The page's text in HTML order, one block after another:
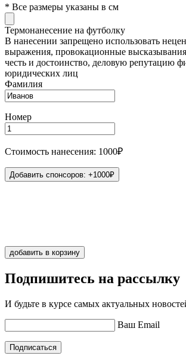
* Все размеры указаны в см
Термонанесение на футболку
В нанесении запрещено использовать
выражения, провокационные
честь и достоинство, деловую репутацию
юридических лиц
Фамилия
Номер
Стоимость нанесения: 1000₽
Добавить спонсоров: +1000₽
добавить в корзину
Подпишитесь на рассылку
И будьте в курсе самых актуальных
Ваш Email
Подписаться